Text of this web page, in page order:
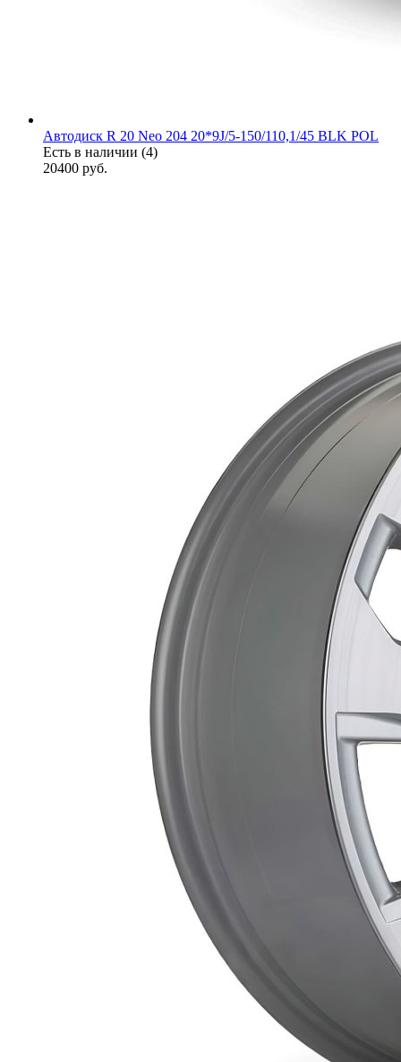
Автодиск R 20 Neo 204 20*9J/5-150/110,1/45 BLK POL
Есть в наличии (4)
20400 руб.